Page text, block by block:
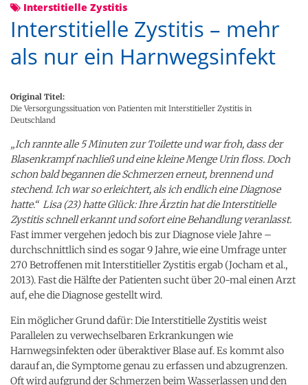
Interstitielle Zystitis
Interstitielle Zystitis – mehr
als nur ein Harnwegsinfekt
Original Titel:
Die Versorgungssituation von Patienten mit Interstitieller Zystitis in
Deutschland
„Ich rannte alle 5 Minuten zur Toilette und war froh, dass der
Blasenkrampf nachließ und eine kleine Menge Urin floss. Doch
schon bald begannen die Schmerzen erneut, brennend und
stechend. Ich war so erleichtert, als ich endlich eine Diagnose
hatte.“ Lisa (23) hatte Glück: Ihre Ärztin hat die Interstitielle
Zystitis schnell erkannt und sofort eine Behandlung veranlasst.
Fast immer vergehen jedoch bis zur Diagnose viele Jahre –
durchschnittlich sind es sogar 9 Jahre, wie eine Umfrage unter
270 Betroffenen mit Interstitieller Zystitis ergab (Jocham et al.,
2013). Fast die Hälfte der Patienten sucht über 20-mal einen Arzt
auf, ehe die Diagnose gestellt wird.
Ein möglicher Grund dafür: Die Interstitielle Zystitis weist
Parallelen zu verwechselbaren Erkrankungen wie
Harnwegsinfekten oder überaktiver Blase auf. Es kommt also
darauf an, die Symptome genau zu erfassen und abzugrenzen.
Oft wird aufgrund der Schmerzen beim Wasserlassen und den